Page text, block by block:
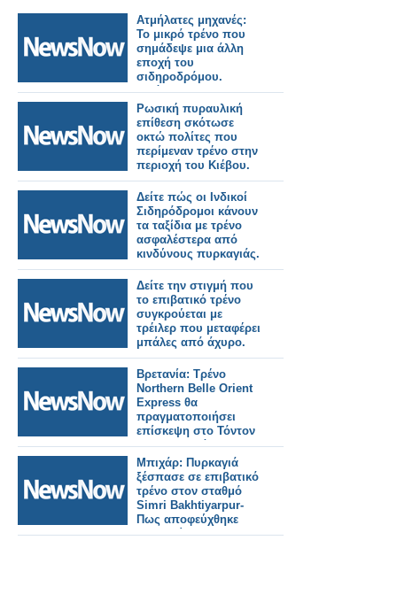
Ατμήλατες μηχανές:
Το μικρό τρένο που
σημάδεψε μια άλλη
εποχή του
σιδηροδρόμου.
Εικόνες.
Ρωσική πυραυλική
επίθεση σκότωσε
οκτώ πολίτες που
περίμεναν τρένο στην
περιοχή του Κιέβου.
Δείτε πώς οι Ινδικοί
Σιδηρόδρομοι κάνουν
τα ταξίδια με τρένο
ασφαλέστερα από
κινδύνους πυρκαγιάς.
Δείτε την στιγμή που
το επιβατικό τρένο
συγκρούεται με
τρέιλερ που μεταφέρει
μπάλες από άχυρο.
Βρετανία: Τρένο
Northern Belle Orient
Express θα
πραγματοποιήσει
επίσκεψη στο Τόντον
της Κορνουάλης.
Μπιχάρ: Πυρκαγιά
ξέσπασε σε επιβατικό
τρένο στον σταθμό
Simri Bakhtiyarpur-
Πως αποφεύχθηκε
τραγωδία.